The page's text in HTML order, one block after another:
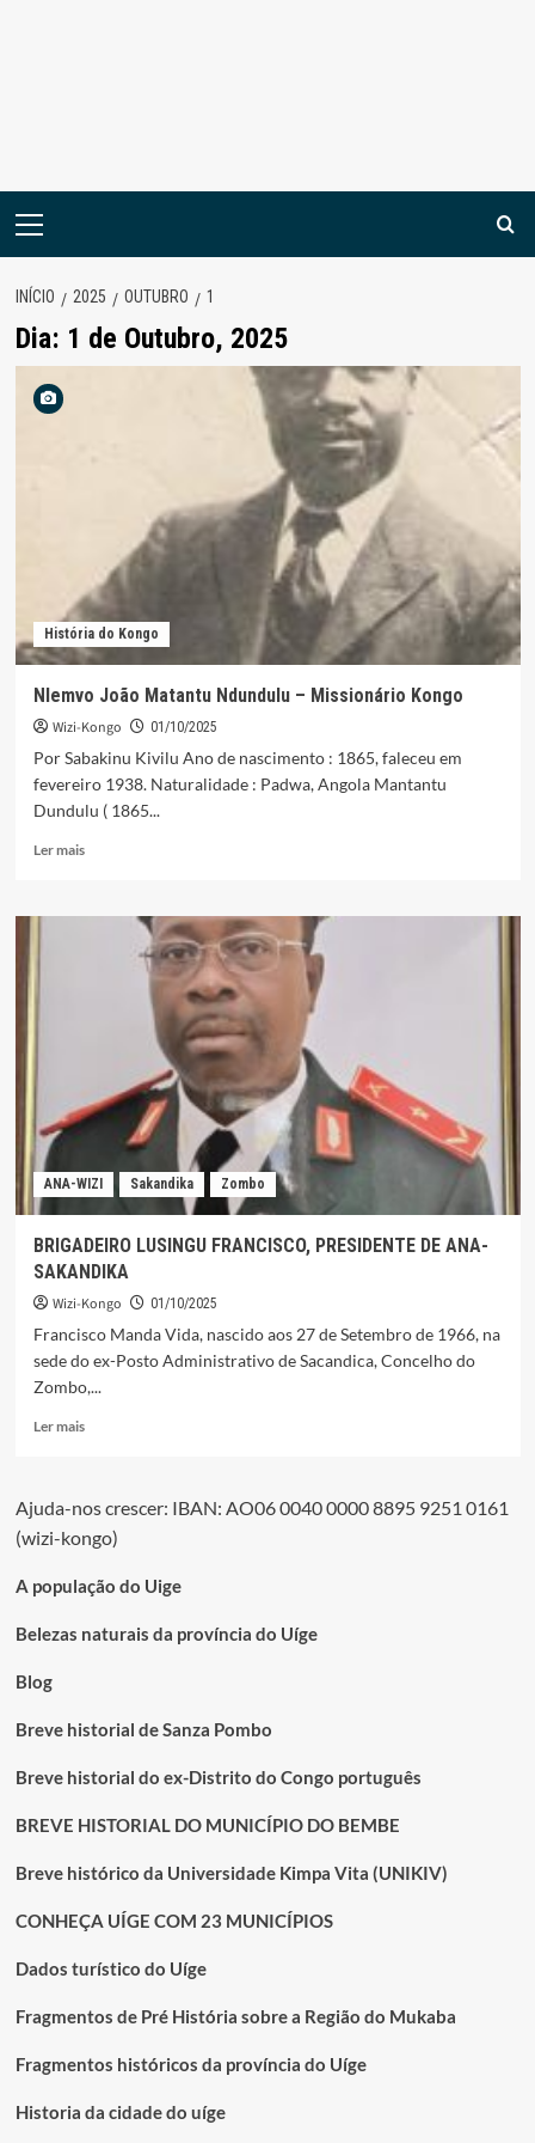
Menu
INÍCIO 2025 OUTUBRO 1
Dia: 1 de Outubro, 2025
História do Kongo
Nlemvo João Matantu Ndundulu – Missionário Kongo
Wizi-Kongo 01/10/2025
Por Sabakinu Kivilu Ano de nascimento : 1865, faleceu em
fevereiro 1938. Naturalidade : Padwa, Angola Mantantu
Dundulu ( 1865...
Ler maisLeia
Nlemvo
Matantu
Missionário
ANA-WIZI Sakandika Zombo
BRIGADEIRO LUSINGU FRANCISCO, PRESIDENTE DE ANA-
SAKANDIKA
Wizi-Kongo 01/10/2025
Francisco Manda Vida, nascido aos 27 de Setembro de 1966, na
sede do ex-Posto Administrativo de Sacandica, Concelho do
Zombo,...
Ler maisLeia
LUSINGU
FRANCISCO,
DE
SAKANDIKA
Ajuda-nos crescer: IBAN: AO06 0040 0000 8895 9251 0161
(wizi-kongo)
A população do Uige
Belezas naturais da província do Uíge
Blog
Breve historial de Sanza Pombo
Breve historial do ex-Distrito do Congo português
BREVE HISTORIAL DO MUNICÍPIO DO BEMBE
Breve histórico da Universidade Kimpa Vita (UNIKIV)
CONHEÇA UÍGE COM 23 MUNICÍPIOS
Dados turístico do Uíge
Fragmentos de Pré História sobre a Região do Mukaba
Fragmentos históricos da província do Uíge
Historia da cidade do uíge